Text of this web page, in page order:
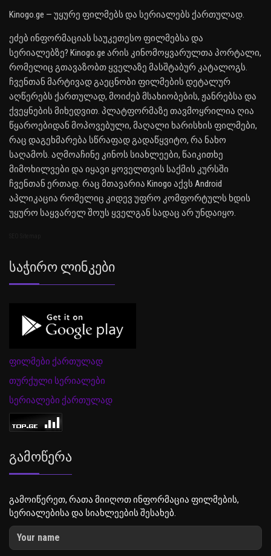
Kinogo.ge — უყურე ფილმებს და სერიალებს ქართულად.
ეძებ ინფორმაციას საუკეთესო ფილმებსა და
სერიალებზე? Kinogo.ge არის კინომოყვარულთა პორტალი,
რომელიც გთავაზობთ ყველაზე მასშტაბურ კატალოგს.
ჩვენთან მარტივად გაეცნობი ფილმების დეტალურ
აღწერებს ქართულად, მოიძებ მსახიობების, ჟანრებსა და
ქვეყნების მიხედვით. პლატფორმაზე თავმოყრილია ღია
წყაროებიდან მოპოვებული, მაღალი ხარისხის ფილმები,
რაც დაგეხმარება სწრაფად გადაწყვიტო, რა ნახო
საღამოს. აღმოაჩინე კინოს სიახლეები, წაიკითხე
მიმოხილვები და იყავი ყოველთვის საქმის კურსში
ჩვენთან ერთად. რაც მთავარია Kinogo აქვს Android
აპლიკაცია რომელიც კიდევ უფრო კომფორტულს ხდის
უყურო საყვარელ შოუს ყველგან სადაც არ უნდაიყო.
Საჭირო Ლინკები
ფილმები ქართულად
თურქული სერიალები
სერიალები ქართულად
Გამოწერა
გამოიწერეთ, რათა მიიღოთ ინფორმაცია ფილმების,
სერიალებისა და სიახლეების შესახებ.